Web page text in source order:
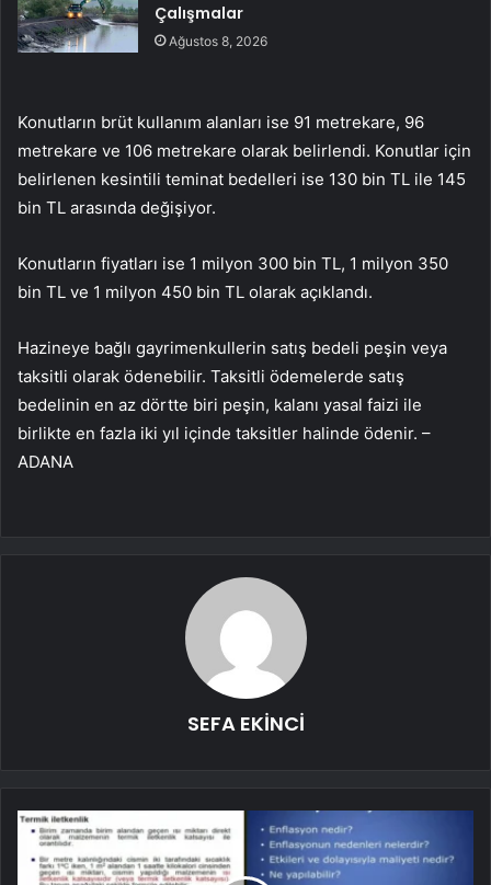
Çalışmalar
Ağustos 8, 2026
Konutların brüt kullanım alanları ise 91 metrekare, 96
metrekare ve 106 metrekare olarak belirlendi. Konutlar için
belirlenen kesintili teminat bedelleri ise 130 bin TL ile 145
bin TL arasında değişiyor.
Konutların fiyatları ise 1 milyon 300 bin TL, 1 milyon 350
bin TL ve 1 milyon 450 bin TL olarak açıklandı.
Hazineye bağlı gayrimenkullerin satış bedeli peşin veya
taksitli olarak ödenebilir. Taksitli ödemelerde satış
bedelinin en az dörtte biri peşin, kalanı yasal faizi ile
birlikte en fazla iki yıl içinde taksitler halinde ödenir. –
ADANA
SEFA EKİNCİ